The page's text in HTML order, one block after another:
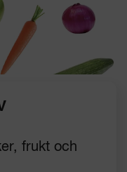
frukt och